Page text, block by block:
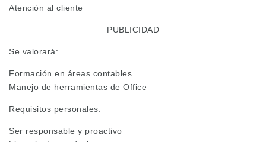
Atención al cliente
PUBLICIDAD
Se valorará:
Formación en áreas contables
Manejo de herramientas de Office
Requisitos personales:
Ser responsable y proactivo